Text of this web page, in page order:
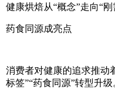
健康烘焙从“概念”走向“刚
药食同源成亮点
消费者对健康的追求推动
标签”“药食同源”转型升